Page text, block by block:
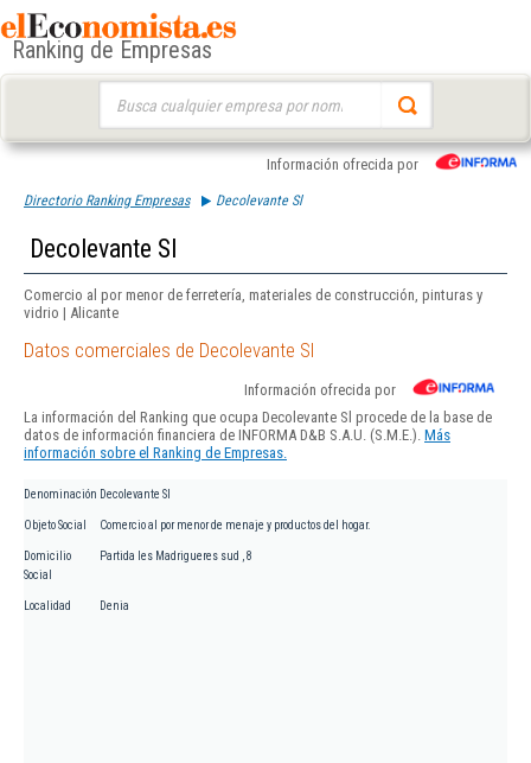
Ranking de Empresas
Información ofrecida por
Directorio Ranking Empresas Decolevante Sl
Decolevante Sl
Comercio al por menor de ferretería, materiales de construcción, pinturas y
vidrio | Alicante
Datos comerciales de Decolevante Sl
Información ofrecida por
La información del Ranking que ocupa Decolevante Sl procede de la base de
datos de información financiera de INFORMA D&B S.A.U. (S.M.E.). Más
información sobre el Ranking de Empresas.
Denominación Decolevante Sl
Objeto Social Comercio al por menor de menaje y productos del hogar.
Domicilio
Social
Partida les Madrigueres sud , 8
Localidad Denia